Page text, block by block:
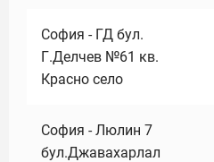
София - ГД бул.
Г.Делчев №61 кв.
Красно село
София - Люлин 7
бул.Джавахарлал